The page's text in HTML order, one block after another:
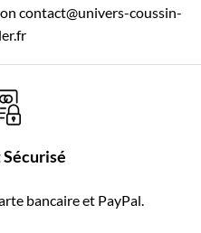
contact@univers-coussin-
bancaire et PayPal.